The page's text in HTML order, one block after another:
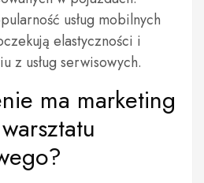
usług mobilnych
elastyczności i
z usług serwisowych.
ma marketing